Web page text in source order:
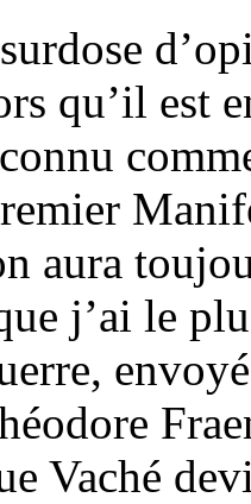
qu’il est
aura
j’ai le
Vaché